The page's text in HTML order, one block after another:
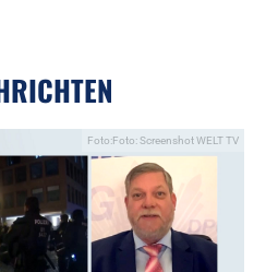
Foto:Foto: Screenshot WELT TV